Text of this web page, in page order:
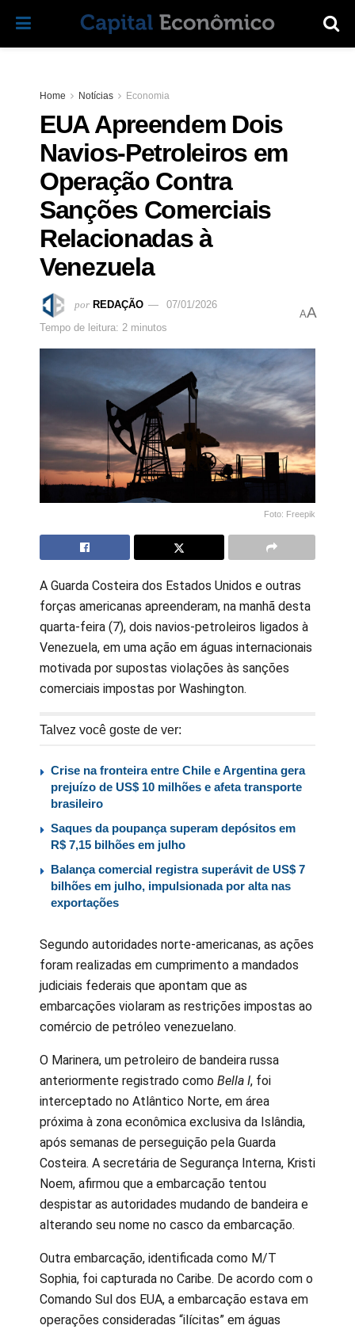
Home Notícias Economia
EUA Apreendem Dois
Navios-Petroleiros em
Operação Contra
Sanções Comerciais
Relacionadas à
Venezuela
por REDAÇÃO
07/01/2026
Tempo de leitura: 2 minutos
AA
Foto: Freepik
A Guarda Costeira dos Estados Unidos e outras
forças americanas apreenderam, na manhã desta
quarta-feira (7), dois navios-petroleiros ligados à
Venezuela, em uma ação em águas internacionais
motivada por supostas violações às sanções
comerciais impostas por Washington.
Talvez você goste de ver:
Crise na fronteira entre Chile e Argentina gera
prejuízo de US$ 10 milhões e afeta transporte
brasileiro
Saques da poupança superam depósitos em
R$ 7,15 bilhões em julho
Balança comercial registra superávit de US$ 7
bilhões em julho, impulsionada por alta nas
exportações
Segundo autoridades norte-americanas, as ações
foram realizadas em cumprimento a mandados
judiciais federais que apontam que as
embarcações violaram as restrições impostas ao
comércio de petróleo venezuelano.
O Marinera, um petroleiro de bandeira russa
anteriormente registrado como Bella I, foi
interceptado no Atlântico Norte, em área
próxima à zona econômica exclusiva da Islândia,
após semanas de perseguição pela Guarda
Costeira. A secretária de Segurança Interna, Kristi
Noem, afirmou que a embarcação tentou
despistar as autoridades mudando de bandeira e
alterando seu nome no casco da embarcação.
Outra embarcação, identificada como M/T
Sophia, foi capturada no Caribe. De acordo com o
Comando Sul dos EUA, a embarcação estava em
operações consideradas “ilícitas” em águas